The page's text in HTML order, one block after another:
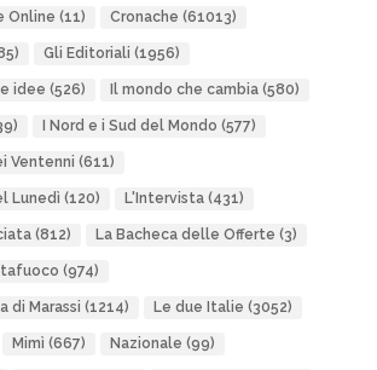
Online (11) Cronache (61013)
Gli Editoriali (1956)
idee (526) Il mondo che cambia(580)
I Nord e i Sud del Mondo (577)
Ventenni (611)
Lunedì (120) L'Intervista(431)
(812) La Bacheca delle Offerte (3)
(974)
di Marassi (1214) Le due Italie (3052)
Mimì (667) Nazionale (99)